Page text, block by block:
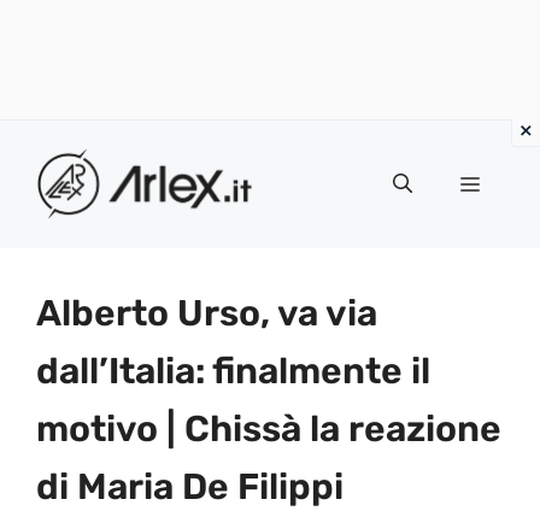
contenuto
Menu
Alberto Urso, va via
dall’Italia: finalmente il
motivo | Chissà la reazione
di Maria De Filippi